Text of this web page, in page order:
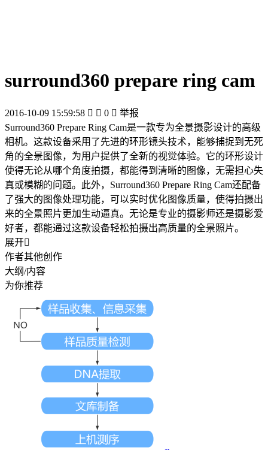
surround360 prepare ring cam
2016-10-09 15:59:58   0  举报
Surround360 Prepare Ring Cam是一款专为全景摄影设计的高级
相机。这款设备采用了先进的环形镜头技术，能够捕捉到无死
角的全景图像，为用户提供了全新的视觉体验。它的环形设计
使得无论从哪个角度拍摄，都能得到清晰的图像，无需担心失
真或模糊的问题。此外，Surround360 Prepare Ring Cam还配备
了强大的图像处理功能，可以实时优化图像质量，使得拍摄出
来的全景照片更加生动逼真。无论是专业的摄影师还是摄影爱
好者，都能通过这款设备轻松拍摄出高质量的全景照片。
展开
作者其他创作
大纲/内容
为你推荐